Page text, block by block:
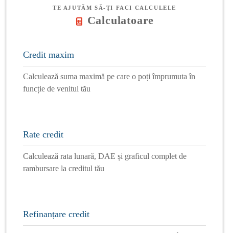
TE AJUTĂM SĂ-ȚI FACI CALCULELE
Calculatoare
Credit maxim
Calculează suma maximă pe care o poți împrumuta în
funcție de venitul tău
Rate credit
Calculează rata lunară, DAE și graficul complet de
rambursare la creditul tău
Refinanțare credit